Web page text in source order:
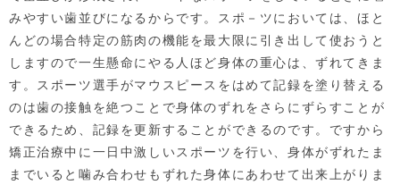
みやすい歯並びになるからです。スポ－ツにおいては、ほと
んどの場合特定の筋肉の機能を最大限に引き出して使おうと
しますので一生懸命にやる人ほど身体の重心は、ずれてきま
す。スポーツ選手がマウスピースをはめて記録を塗り替える
のは歯の接触を絶つことで身体のずれをさらにずらすことが
できるため、記録を更新することができるのです。ですから
矯正治療中に一日中激しいスポーツを行い、身体がずれたま
までいると噛み合わせもずれた身体にあわせて出来上がりま